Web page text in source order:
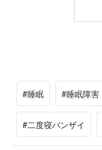
#睡眠 #睡眠障害
#二度寝バンザイ